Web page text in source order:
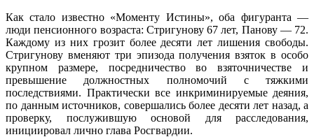
Как стало известно «Моменту Истины», оба фигуранта —
люди пенсионного возраста: Стригунову 67 лет, Панову — 72.
Каждому из них грозит более десяти лет лишения свободы.
Стригунову вменяют три эпизода получения взяток в особо
крупном размере, посредничество во взяточничестве и
превышение должностных полномочий с тяжкими
последствиями. Практически все инкриминируемые деяния,
по данным источников, совершались более десяти лет назад, а
проверку, послужившую основой для расследования,
инициировал лично глава Росгвардии.